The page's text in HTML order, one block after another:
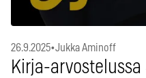
26.9.2025•Jukka Aminoff
Kirja-